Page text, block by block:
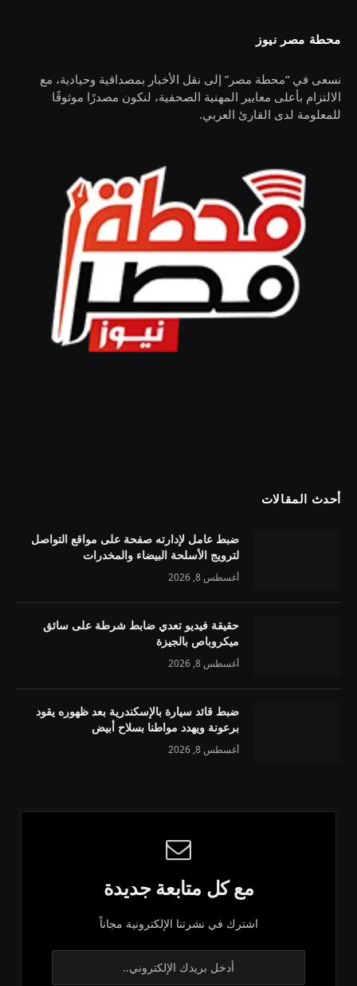
محطة مصر نيوز
نسعى في “محطة مصر” إلى نقل الأخبار بمصداقية وحيادية، مع
الالتزام بأعلى معايير المهنية الصحفية، لنكون مصدرًا موثوقًا
للمعلومة لدى القارئ العربي.
أحدث المقالات
ضبط عامل لإدارته صفحة على مواقع التواصل
لترويج الأسلحة البيضاء والمخدرات
أغسطس 8, 2026
حقيقة فيديو تعدي ضابط شرطة على سائق
ميكروباص بالجيزة
أغسطس 8, 2026
ضبط قائد سيارة بالإسكندرية بعد ظهوره يقود
برعونة ويهدد مواطنا بسلاح أبيض
أغسطس 8, 2026
مع كل متابعة جديدة
اشترك في نشرتنا الإلكترونية مجاناً